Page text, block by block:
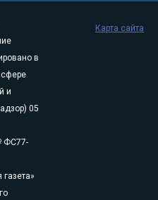
в
и
05
ФС77-
Карта сайта